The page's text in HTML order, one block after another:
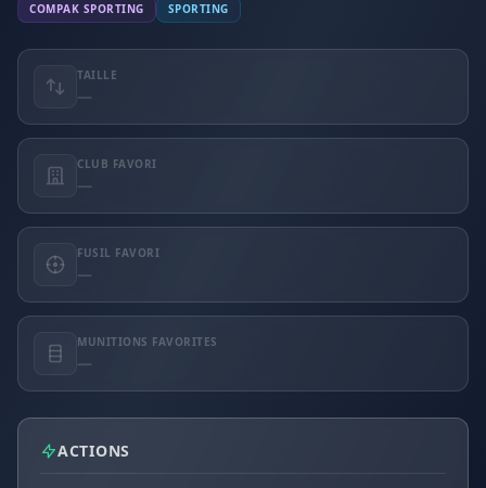
COMPAK SPORTING SPORTING
TAILLE
—
CLUB FAVORI
—
FUSIL FAVORI
—
MUNITIONS FAVORITES
—
ACTIONS